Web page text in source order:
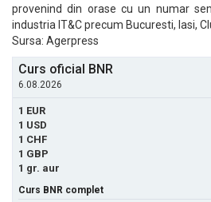
provenind din orase cu un numar
industria IT&C precum Bucuresti, Iasi,
Sursa: Agerpress
Curs oficial BNR
6.08.2026
1 EUR
1 USD
1 CHF
1 GBP
1 gr. aur
Curs BNR complet